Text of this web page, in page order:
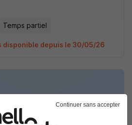
Temps partiel
disponible depuis le 30/05/26
H/F
Continuer sans accepter